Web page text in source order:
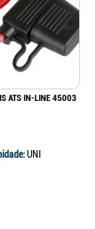
ATS IN-LINE 45003
UNI